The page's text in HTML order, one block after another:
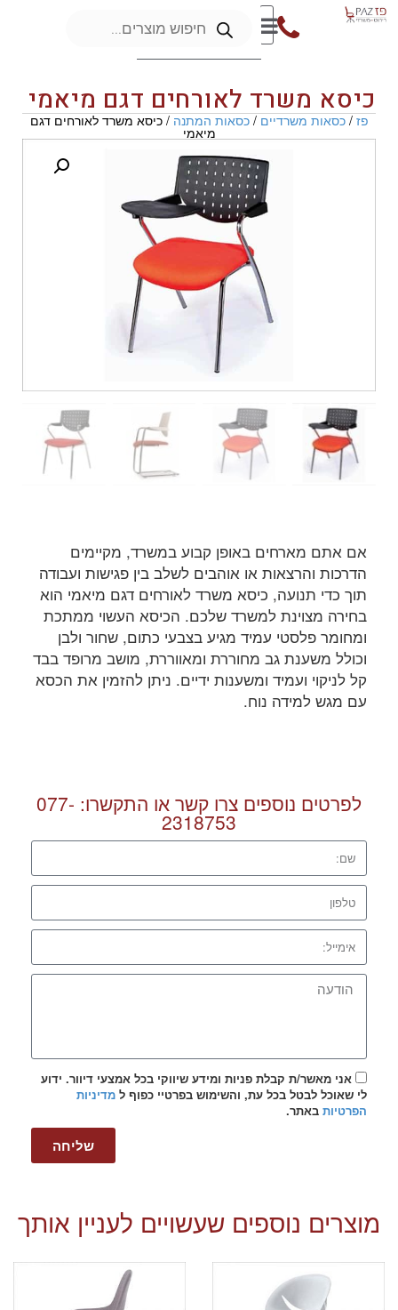
כיסא משרד לאורחים דגם מיאמי
פז/כסאות משרדיים/כסאות המתנה/ כיסא משרד לאורחים דגם
מיאמי
אם אתם מארחים באופן קבוע במשרד, מקיימים
הדרכות והרצאות או אוהבים לשלב בין פגישות ועבודה
תוך כדי תנועה, כיסא משרד לאורחים דגם מיאמי הוא
בחירה מצוינת למשרד שלכם. הכיסא העשוי ממתכת
ומחומר פלסטי עמיד מגיע בצבעי כתום, שחור ולבן
וכולל משענת גב מחוררת ומאווררת, מושב מרופד בבד
קל לניקוי ועמיד ומשענות ידיים. ניתן להזמין את הכסא
עם מגש למידה נוח.
לפרטים נוספים צרו קשר או התקשרו: 077-
2318753
אני מאשר/ת קבלת פניות ומידע שיווקי בכל אמצעי דיוור. ידוע
לי שאוכל לבטל בכל עת, והשימוש בפרטיי כפוף ל מדיניות
הפרטיות באתר.
שליחה
מוצרים נוספים שעשויים לעניין אותך